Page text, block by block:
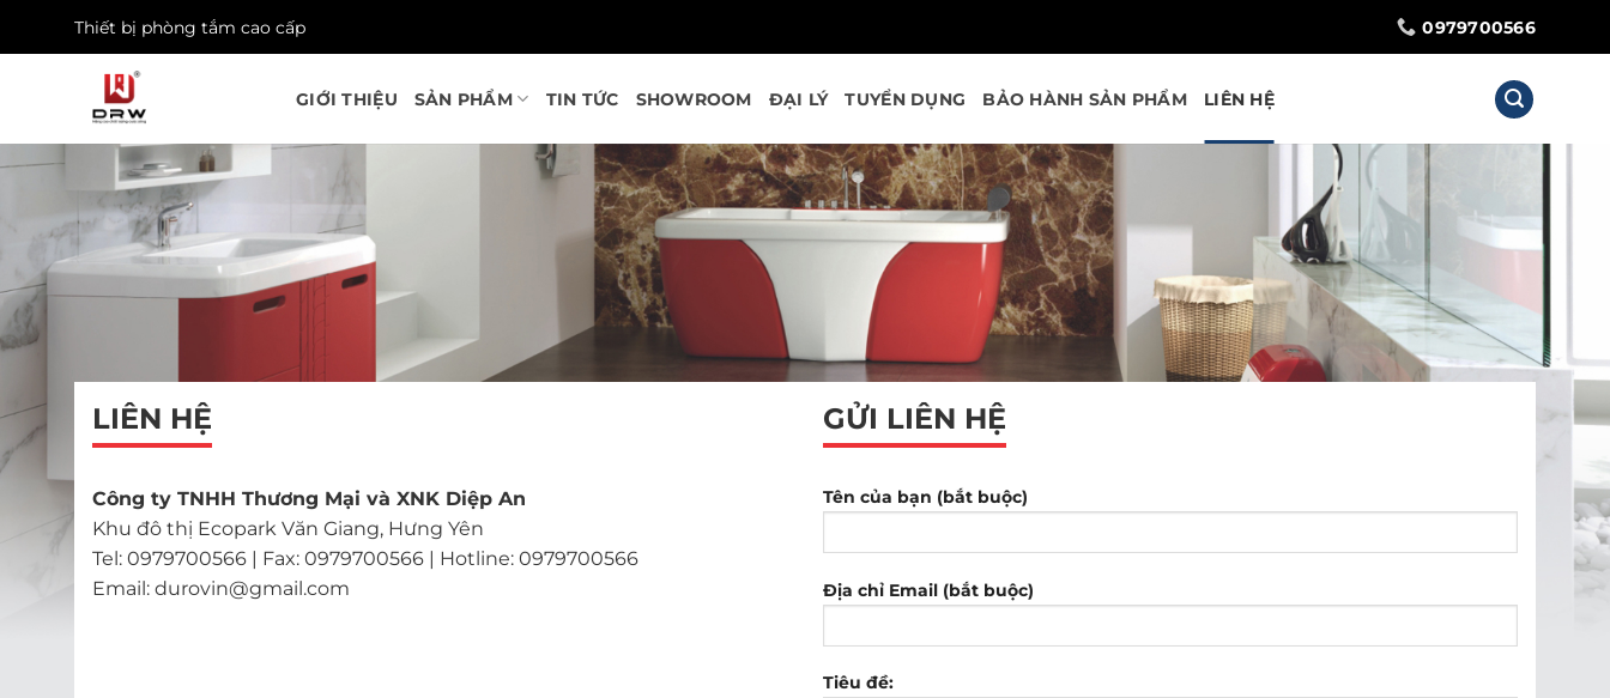
Thiết bị phòng tắm cao cấp 0979700566
GIỚI THIỆU SẢN PHẨM TIN TỨC SHOWROOM ĐẠI LÝ TUYỂN DỤNG BẢO HÀNH SẢN PHẨM LIÊN HỆ
LIÊN HỆ
Công ty TNHH Thương Mại và XNK Diệp An
Khu đô thị Ecopark Văn Giang, Hưng Yên
Tel: 0979700566 | Fax: 0979700566 | Hotline: 0979700566
Email: durovin@gmail.com
GỬI LIÊN HỆ
Tên của bạn (bắt buộc)
Địa chỉ Email (bắt buộc)
Tiêu đề: